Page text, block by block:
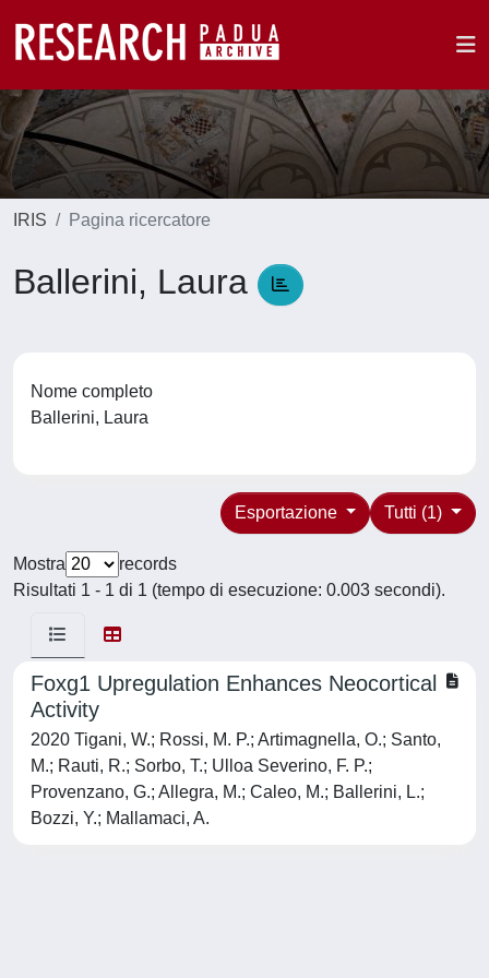
IRIS Pagina ricercatore
Ballerini, Laura
Nome completo
Ballerini, Laura
Tutti (1)
Esportazione
Mostra
records
Risultati 1 - 1 di 1 (tempo di esecuzione: 0.003 secondi).
Foxg1 Upregulation Enhances Neocortical
Activity
2020 Tigani, W.; Rossi, M. P.; Artimagnella, O.; Santo,
M.; Rauti, R.; Sorbo, T.; Ulloa Severino, F. P.;
Provenzano, G.; Allegra, M.; Caleo, M.; Ballerini, L.;
Bozzi, Y.; Mallamaci, A.